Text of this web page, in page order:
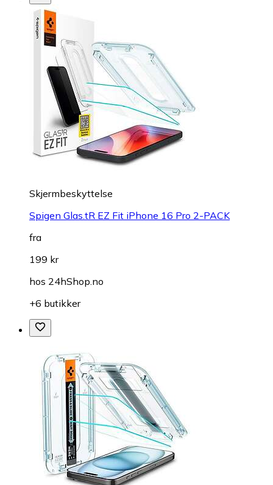
Skjermbeskyttelse
Spigen Glas.tR EZ Fit iPhone 16 Pro 2-PACK
fra
199 kr
hos 24hShop.no
+6 butikker